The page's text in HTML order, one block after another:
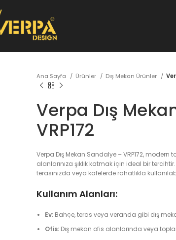
Ana Sayfa Ürünler Dış Mekan Ürünler
Verpa Dış
VRP172
Verpa Dış Mekan Sandalye – VRP172,
alanlarınıza şıklık katmak için ideal bir
terasınızda veya kafelerde rahatlıkla
Kullanım Alanları:
Ev: Bahçe, teras veya veranda gibi dış
Ofis: Dış mekan ofis alanlarında veya